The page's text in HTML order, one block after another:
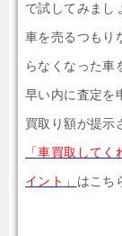
で試してみまし
車を売るつもり
らなくなった車
早い内に査定を
買取り額が提示
「車買取して
イント」 はこち